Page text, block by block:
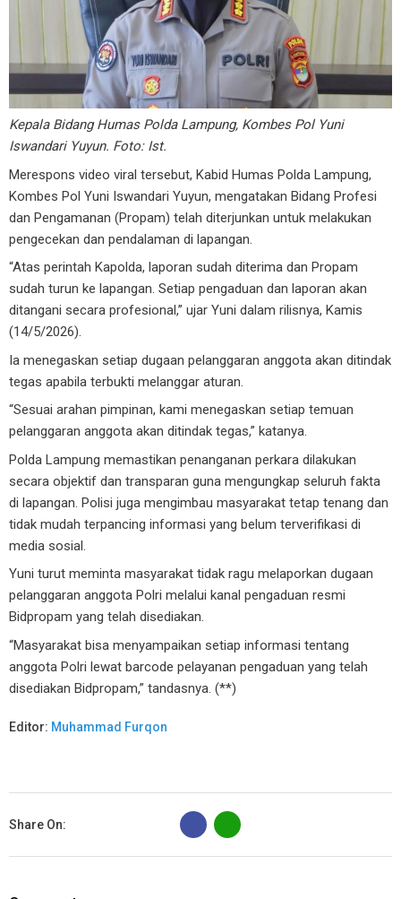
Kepala Bidang Humas Polda Lampung, Kombes Pol Yuni
Iswandari Yuyun. Foto: Ist.
Merespons video viral tersebut, Kabid Humas Polda Lampung,
Kombes Pol Yuni Iswandari Yuyun, mengatakan Bidang Profesi
dan Pengamanan (Propam) telah diterjunkan untuk melakukan
pengecekan dan pendalaman di lapangan.
“Atas perintah Kapolda, laporan sudah diterima dan Propam
sudah turun ke lapangan. Setiap pengaduan dan laporan akan
ditangani secara profesional,” ujar Yuni dalam rilisnya, Kamis
(14/5/2026).
Ia menegaskan setiap dugaan pelanggaran anggota akan ditindak
tegas apabila terbukti melanggar aturan.
“Sesuai arahan pimpinan, kami menegaskan setiap temuan
pelanggaran anggota akan ditindak tegas,” katanya.
Polda Lampung memastikan penanganan perkara dilakukan
secara objektif dan transparan guna mengungkap seluruh fakta
di lapangan. Polisi juga mengimbau masyarakat tetap tenang dan
tidak mudah terpancing informasi yang belum terverifikasi di
media sosial.
Yuni turut meminta masyarakat tidak ragu melaporkan dugaan
pelanggaran anggota Polri melalui kanal pengaduan resmi
Bidpropam yang telah disediakan.
“Masyarakat bisa menyampaikan setiap informasi tentang
anggota Polri lewat barcode pelayanan pengaduan yang telah
disediakan Bidpropam,” tandasnya. (**)
Editor: Muhammad Furqon
Share On:
B